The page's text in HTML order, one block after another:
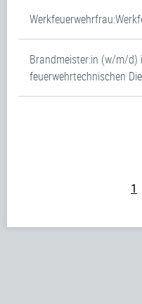
Brandmeister:in (w/m/d)
feuerwehrtechnischen
1